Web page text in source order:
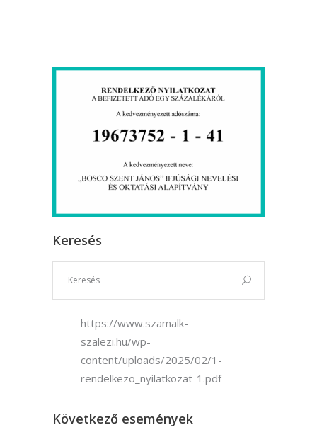
Keresés
https://www.szamalk-
szalezi.hu/wp-
content/uploads/2025/02/1-
rendelkezo_nyilatkozat-1.pdf
Következő események